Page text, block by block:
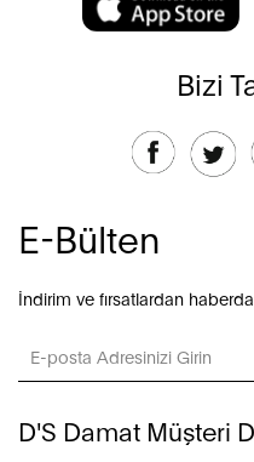
Bizi
E-Bülten
İndirim ve fırsatlardan
D'S Damat Müşteri